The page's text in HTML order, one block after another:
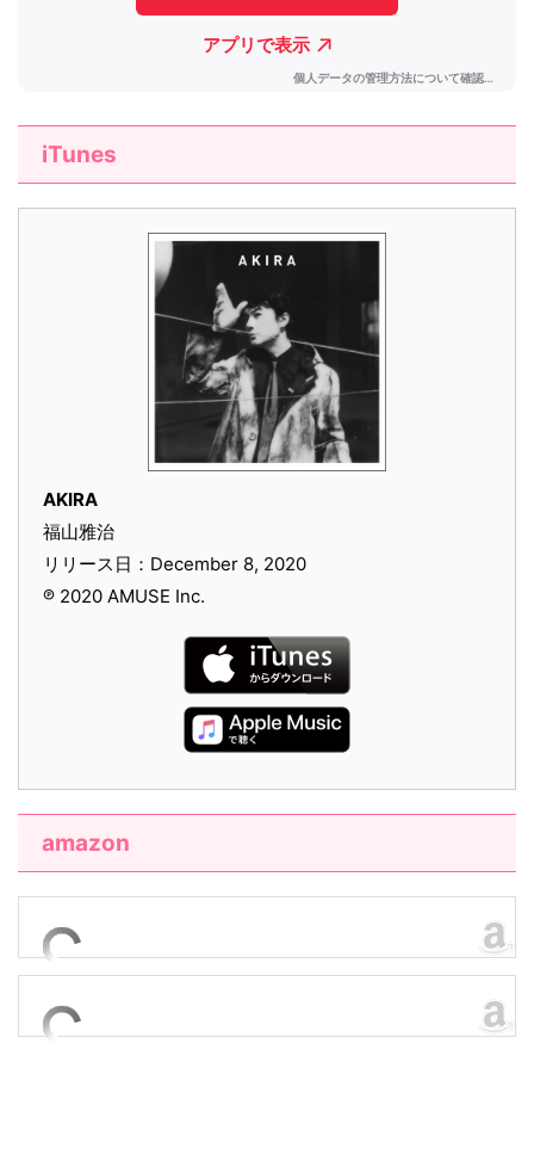
iTunes
AKIRA
福山雅治
リリース日：December 8, 2020
℗ 2020 AMUSE Inc.
amazon